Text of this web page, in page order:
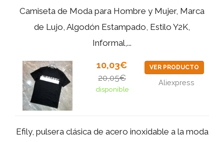
Camiseta de Moda para Hombre y Mujer, Marca
de Lujo, Algodón Estampado, Estilo Y2K,
Informal,...
10,03€
20,05€
disponible
VER PRODUCTO
Aliexpress
Efily, pulsera clásica de acero inoxidable a la moda